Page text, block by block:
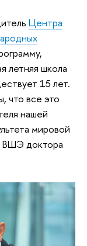
Центра
летняя школа
15 лет.
что все это
нашей
мировой
ВШЭ доктора